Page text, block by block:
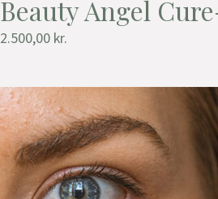
Beauty Angel
2.500,00 kr.